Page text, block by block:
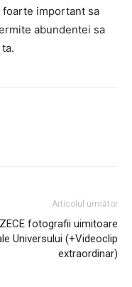
important sa
abundentei sa
Articolul următor
fotografii uimitoare
Universului (+Videoclip
extraordinar)